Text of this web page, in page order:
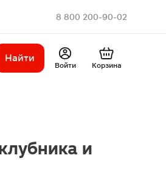
8 800 200-90-02
Найти
Войти Корзина
и